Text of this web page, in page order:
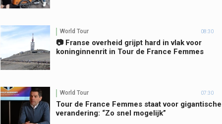
World Tour 08:30
📷 Franse overheid grijpt hard in vlak voor
koninginnenrit in Tour de France Femmes
World Tour 07:30
Tour de France Femmes staat voor gigantische
verandering: “Zo snel mogelijk”